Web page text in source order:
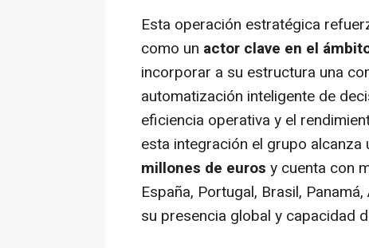
Esta operación estratégica
como un actor clave en el
incorporar a su estructura una
automatización inteligente de
eficiencia operativa y el
esta integración el grupo alcanza
millones de euros y cuenta con
España, Portugal, Brasil,
su presencia global y capacidad